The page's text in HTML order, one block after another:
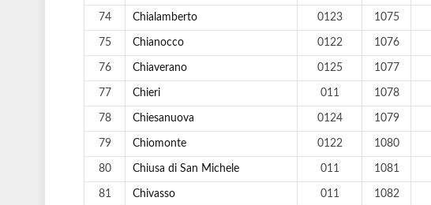
74 Chialamberto 0123 1075
75 Chianocco 0122 1076
76 Chiaverano 0125 1077
77 Chieri 011 1078
78 Chiesanuova 0124 1079
79 Chiomonte 0122 1080
80 Chiusa di San Michele 011 1081
81 Chivasso 011 1082